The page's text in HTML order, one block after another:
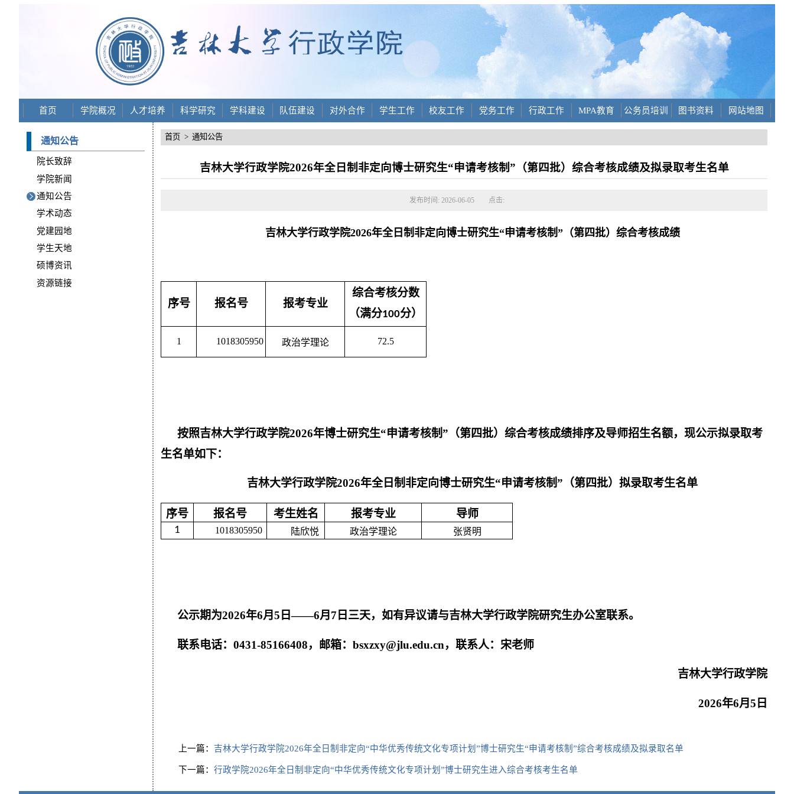
首页 学院概况 人才培养 科学研究 学科建设 队伍建设 对外合作 学生工作 校友工作 党务工作 行政工作 MPA教育 公务员培训 图书资料 网站地图
通知公告
院长致辞
学院新闻
通知公告
学术动态
党建园地
学生天地
硕博资讯
资源链接
首页 > 通知公告
吉林大学行政学院2026年全日制非定向博士研究生“申请考核制”（第四批）综合考核成绩及拟录取考生名单
发布时间: 2026-06-05 点击:
吉林大学行政学院2026年全日制非定向博士研究生“申请考核制”（第 四批）综合考核成绩
序号 报名号 报考专业
综合考核分数
（满分100分）
1 1018305950 政治学理论 72.5
按照吉林大学行政学院2026年博士研究生“申请考核制”（第四批）综合考核成绩排序及导师招生名额，现公示拟录取考
生名单如下：
吉林大学行政学院2026年全日制非定向博士研究生“申请考核制”（第四批）拟录取考生名单
序号 报名号 考生姓名 报考专业 导师
1 1018305950 陆欣悦 政治学理论 张贤明
公示期为2026年6月5 日——6月 7 日三天，如有异议请与吉林大学行政学院研究生办公室联系。
联系电话：0431-85166408，邮箱：bsxzxy@jlu.edu.cn，联系人：宋老师
吉林大学行政学院
2026年6月5 日
上一篇： 吉林大学行政学院2026年全日制非定向“中华优秀传统文化专项计划”博士研究生“申请考核制”综合考核成绩及拟录取名单
下一篇： 行政学院2026年全日制非定向“中华优秀传统文化专项计划”博士研究生进入综合考核考生名单